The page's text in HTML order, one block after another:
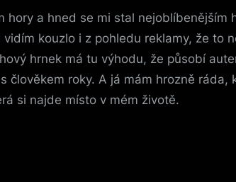
a hned se mi stal nejoblíbenějším
kouzlo i z pohledu reklamy, že to
hrnek má tu výhodu, že působí
roky. A já mám hrozně
si najde místo v mém životě.